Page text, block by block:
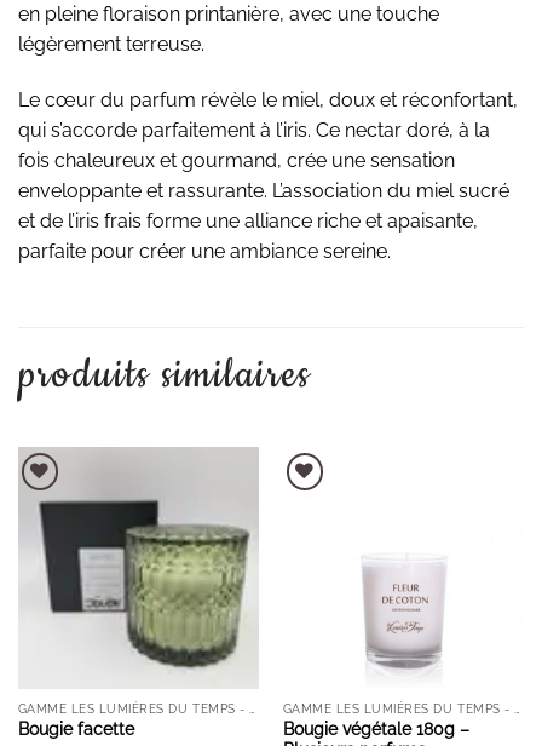
en pleine floraison printanière, avec une touche
légèrement terreuse.
Le cœur du parfum révèle le miel, doux et réconfortant,
qui s’accorde parfaitement à l’iris. Ce nectar doré, à la
fois chaleureux et gourmand, crée une sensation
enveloppante et rassurante. L’association du miel sucré
et de l’iris frais forme une alliance riche et apaisante,
parfaite pour créer une ambiance sereine.
produits similaires
AJOUTER À LA LISTE D'ENVIES
Bougie facette
Bougie végétale 180g –